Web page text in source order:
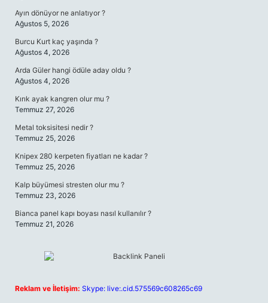
Ayın dönüyor ne anlatıyor ?
Ağustos 5, 2026
Burcu Kurt kaç yaşında ?
Ağustos 4, 2026
Arda Güler hangi ödüle aday oldu ?
Ağustos 4, 2026
Kırık ayak kangren olur mu ?
Temmuz 27, 2026
Metal toksisitesi nedir ?
Temmuz 25, 2026
Knipex 280 kerpeten fiyatları ne kadar ?
Temmuz 25, 2026
Kalp büyümesi stresten olur mu ?
Temmuz 23, 2026
Bianca panel kapı boyası nasıl kullanılır ?
Temmuz 21, 2026
Reklam ve İletişim: Skype: live:.cid.575569c608265c69